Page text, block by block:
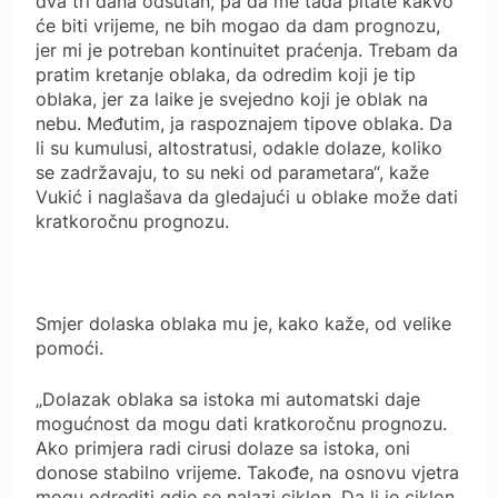
će biti vrijeme, ne bih mogao da dam prognozu,
jer mi je potreban kontinuitet praćenja. Trebam da
pratim kretanje oblaka, da odredim koji je tip
oblaka, jer za laike je svejedno koji je oblak na
nebu. Međutim, ja raspoznajem tipove oblaka. Da
li su kumulusi, altostratusi, odakle dolaze, koliko
se zadržavaju, to su neki od parametara“, kaže
Vukić i naglašava da gledajući u oblake može dati
kratkoročnu prognozu.
Smjer dolaska oblaka mu je, kako kaže, od velike
pomoći.
„Dolazak oblaka sa istoka mi automatski daje
mogućnost da mogu dati kratkoročnu prognozu.
Ako primjera radi cirusi dolaze sa istoka, oni
donose stabilno vrijeme. Takođe, na osnovu vjetra